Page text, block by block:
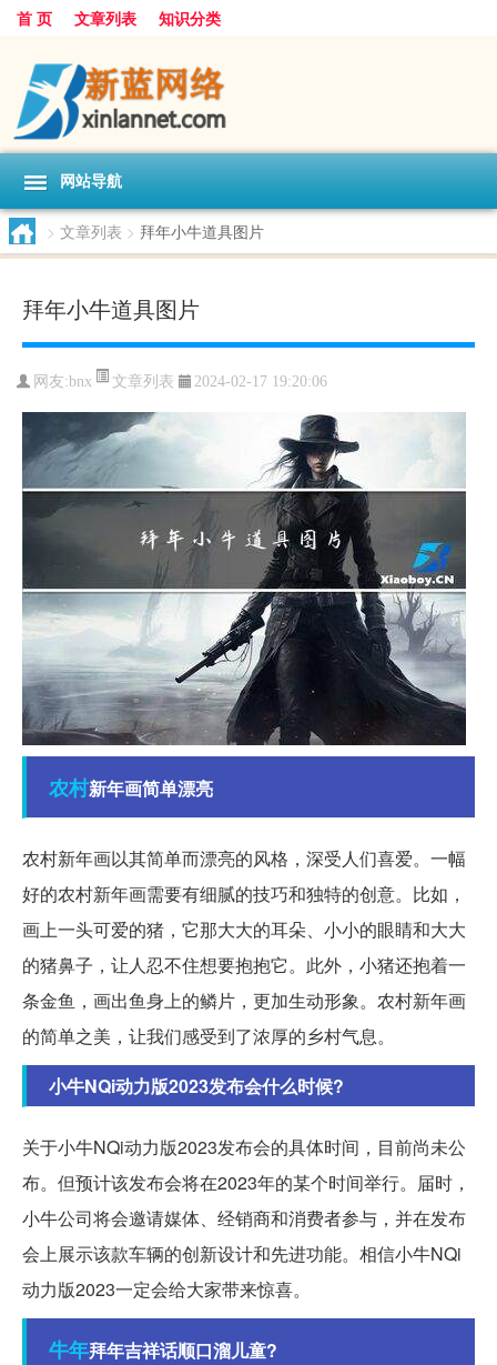
首 页 文章列表 知识分类
网站导航
> 文章列表 > 拜年小牛道具图片
拜年小牛道具图片
网友:bnx 文章列表 2024-02-17 19:20:06
农村新年画简单漂亮
农村新年画以其简单而漂亮的风格，深受人们喜爱。一幅
好的农村新年画需要有细腻的技巧和独特的创意。比如，
画上一头可爱的猪，它那大大的耳朵、小小的眼睛和大大
的猪鼻子，让人忍不住想要抱抱它。此外，小猪还抱着一
条金鱼，画出鱼身上的鳞片，更加生动形象。农村新年画
的简单之美，让我们感受到了浓厚的乡村气息。
小牛NQi动力版2023发布会什么时候?
关于小牛NQi动力版2023发布会的具体时间，目前尚未公
布。但预计该发布会将在2023年的某个时间举行。届时，
小牛公司将会邀请媒体、经销商和消费者参与，并在发布
会上展示该款车辆的创新设计和先进功能。相信小牛NQi
动力版2023一定会给大家带来惊喜。
牛年拜年吉祥话顺口溜儿童?